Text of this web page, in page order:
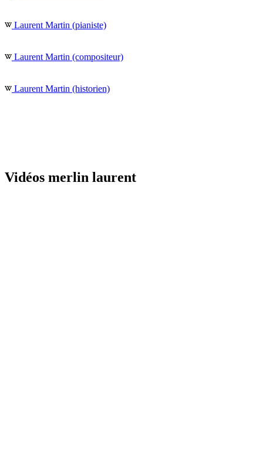
Laurent Martin (pianiste)
Laurent Martin (compositeur)
Laurent Martin (historien)
Vidéos merlin laurent